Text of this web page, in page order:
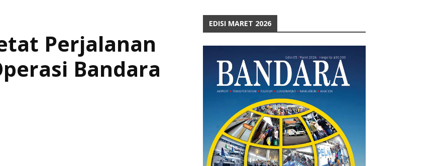
Perjalanan
Bandara
EDISI MARET 2026